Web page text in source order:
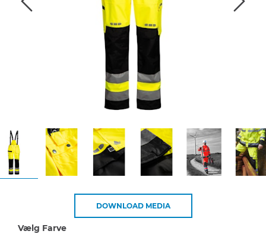
DOWNLOAD MEDIA
Vælg Farve